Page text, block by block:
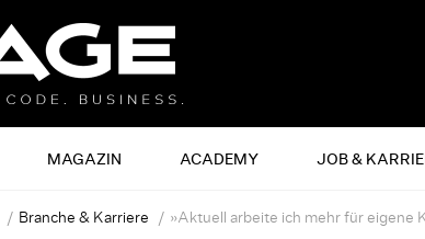
MAGAZIN ACADEMY JOB &
Branche & Karriere »Aktuell arbeite ich mehr für eigene